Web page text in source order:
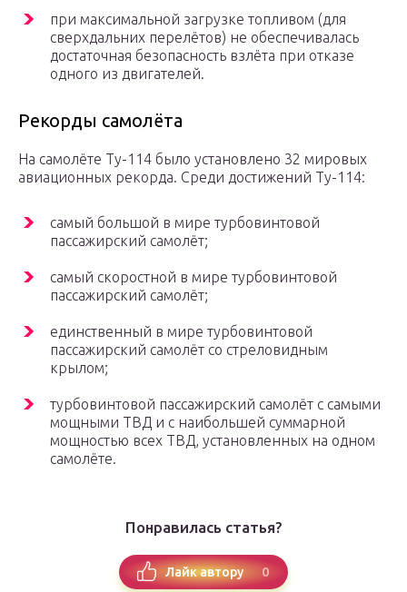
при максимальной загрузке топливом (для
сверхдальних перелётов) не обеспечивалась
достаточная безопасность взлёта при отказе
одного из двигателей.
Рекорды самолёта
На самолёте Ту-114 было установлено 32 мировых
авиационных рекорда. Среди достижений Ту-114:
самый большой в мире турбовинтовой
пассажирский самолёт;
самый скоростной в мире турбовинтовой
пассажирский самолёт;
единственный в мире турбовинтовой
пассажирский самолёт со стреловидным
крылом;
турбовинтовой пассажирский самолёт с самыми
мощными ТВД и с наибольшей суммарной
мощностью всех ТВД, установленных на одном
самолёте.
Понравилась статья?
Лайк автору 0